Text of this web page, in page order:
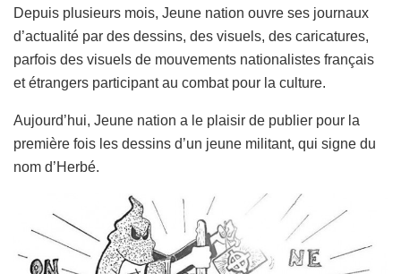
Depuis plusieurs mois, Jeune nation ouvre ses journaux
d’actualité par des dessins, des visuels, des caricatures,
parfois des visuels de mouvements nationalistes français
et étrangers participant au combat pour la culture.
Aujourd’hui, Jeune nation a le plaisir de publier pour la
première fois les dessins d’un jeune militant, qui signe du
nom d’Herbé.